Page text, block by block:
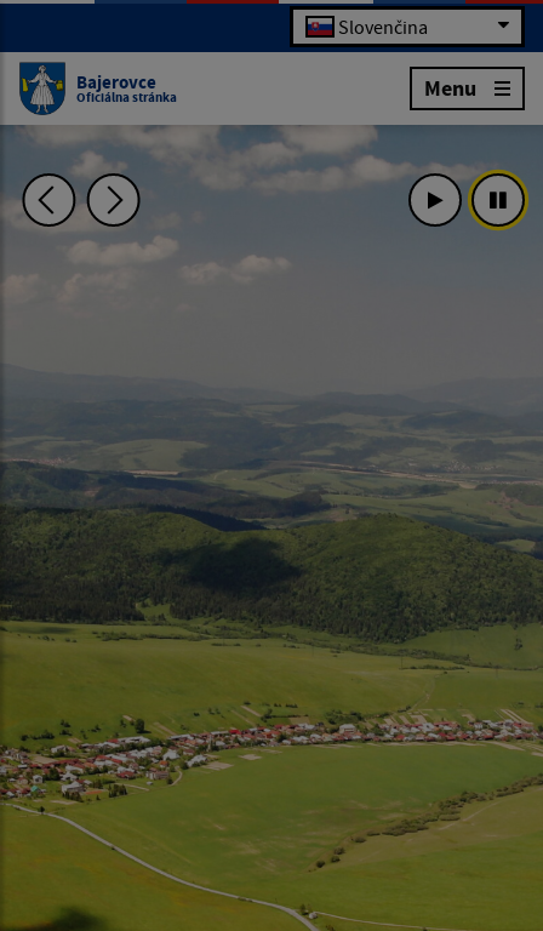
Slovenčina
Bajerovce
Oficiálna stránka Menu